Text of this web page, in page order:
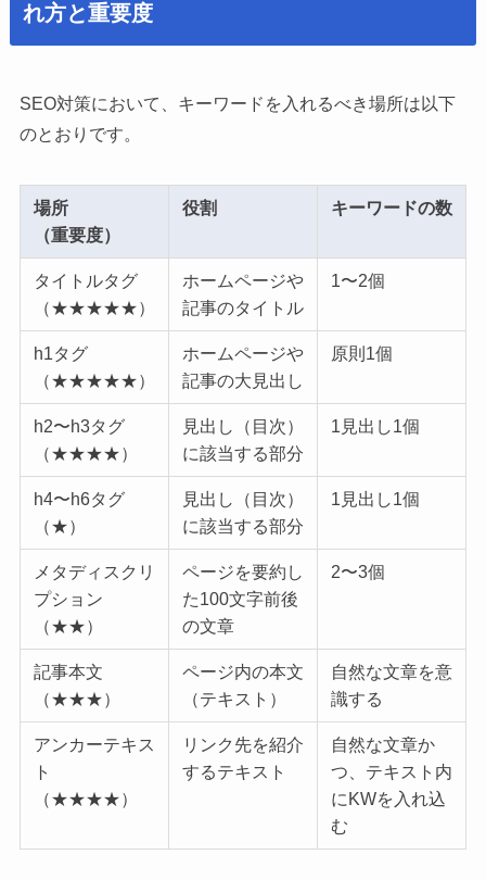
れ方と重要度
SEO対策において、キーワードを入れるべき場所は以下
のとおりです。
場所
（重要度）
役割 キーワードの数
タイトルタグ
（★★★★★）
ホームページや
記事のタイトル
1〜2個
h1タグ
（★★★★★）
ホームページや
記事の大見出し
原則1個
h2〜h3タグ
（★★★★）
見出し（目次）
に該当する部分
1見出し1個
h4〜h6タグ
（★）
見出し（目次）
に該当する部分
1見出し1個
メタディスクリ
プション
（★★）
ページを要約し
た100文字前後
の文章
2〜3個
記事本文
（★★★）
ページ内の本文
（テキスト）
自然な文章を意
識する
アンカーテキス
ト
（★★★★）
リンク先を紹介
するテキスト
自然な文章か
つ、テキスト内
にKWを入れ込
む